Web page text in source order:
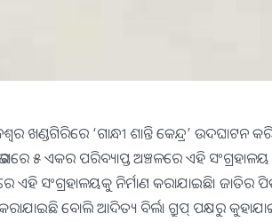
ଖଣ୍ଡଗିରିରେ ‘ଗାନ୍ଧୀ ଶାନ୍ତି କେନ୍ଦ୍ର’ ଉଦଘାଟନ
୫ ଏକର ପରିବ୍ୟାପ୍ତ ଅଞ୍ଚଳରେ ଏହି ସଂଗ୍ରହାଳୟ
ସଂଗ୍ରହାଳୟକୁ ନିର୍ମାଣ କରାଯାଇଛି। ଜାତିର ପିତା
ବୋଲି ଆଦିତ୍ୟ ବିର୍ଲା ଗ୍ରୁପ୍ ପକ୍ଷରୁ